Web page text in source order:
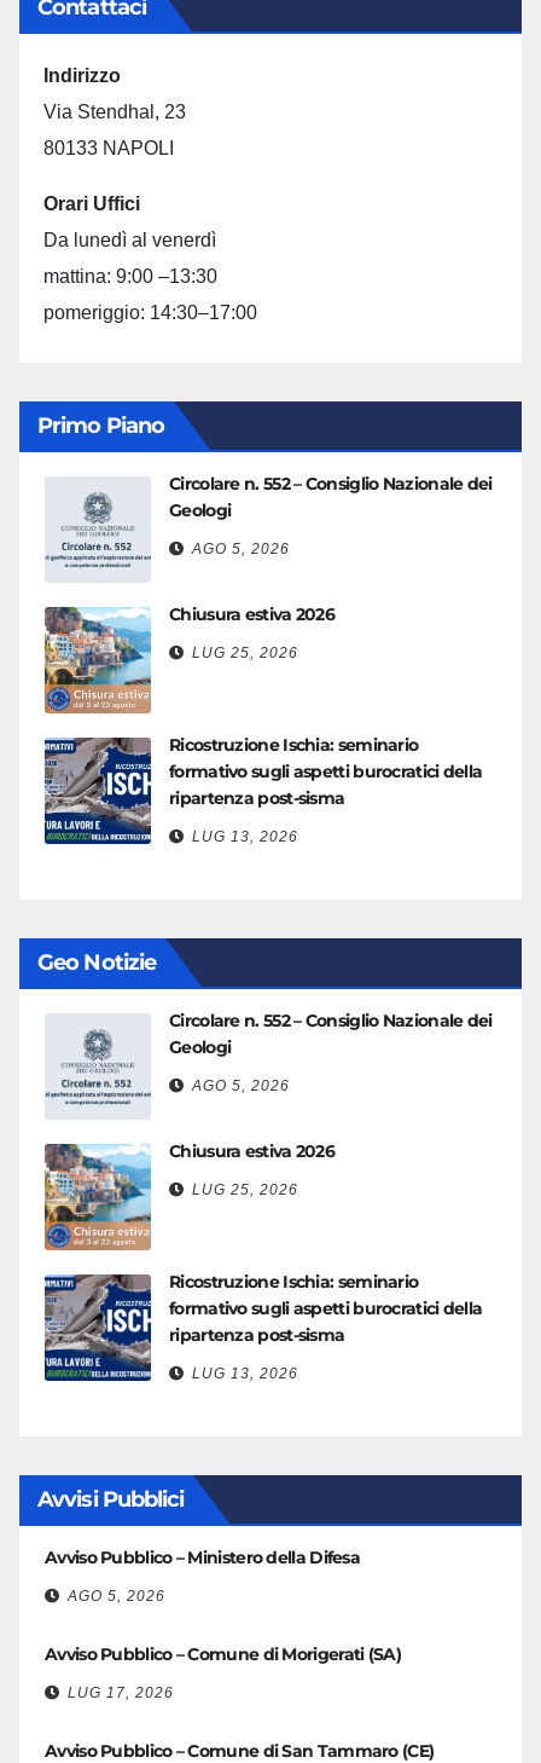
Contattaci
Indirizzo
Via Stendhal, 23
80133 NAPOLI
Orari Uffici
Da lunedì al venerdì
mattina: 9:00 –13:30
pomeriggio: 14:30–17:00
Primo Piano
Circolare n. 552 – Consiglio Nazionale dei
Geologi
AGO 5, 2026
Chiusura estiva 2026
LUG 25, 2026
Ricostruzione Ischia: seminario
formativo sugli aspetti burocratici della
ripartenza post-sisma
LUG 13, 2026
Geo Notizie
Circolare n. 552 – Consiglio Nazionale dei
Geologi
AGO 5, 2026
Chiusura estiva 2026
LUG 25, 2026
Ricostruzione Ischia: seminario
formativo sugli aspetti burocratici della
ripartenza post-sisma
LUG 13, 2026
Avvisi Pubblici
Avviso Pubblico – Ministero della Difesa
AGO 5, 2026
Avviso Pubblico – Comune di Morigerati (SA)
LUG 17, 2026
Avviso Pubblico – Comune di San Tammaro (CE)